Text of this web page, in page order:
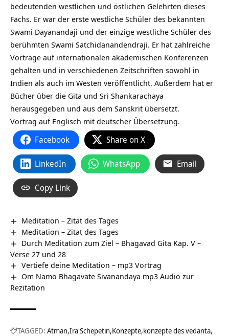
bedeutenden westlichen und östlichen Gelehrten dieses
Fachs. Er war der erste westliche Schüler des bekannten
Swami Dayanandaji und der einzige westliche Schüler des
berühmten Swami Satchidanandendraji. Er hat zahlreiche
Vorträge auf internationalen akademischen Konferenzen
gehalten und in verschiedenen Zeitschriften sowohl in
Indien als auch im Westen veröffentlicht. Außerdem hat er
Bücher über die Gita und Sri Shankarachaya
herausgegeben und aus dem Sanskrit übersetzt.
Vortrag auf Englisch mit deutscher Übersetzung.
Facebook Share on X
LinkedIn WhatsApp Email
Copy Link
Meditation – Zitat des Tages
Meditation – Zitat des Tages
Durch Meditation zum Ziel – Bhagavad Gita Kap. V –
Verse 27 und 28
Vertiefe deine Meditation – mp3 Vortrag
Om Namo Bhagavate Sivanandaya mp3 Audio zur
Rezitation
TAGGED: Atman Ira Schepetin Konzepte konzepte des vedanta